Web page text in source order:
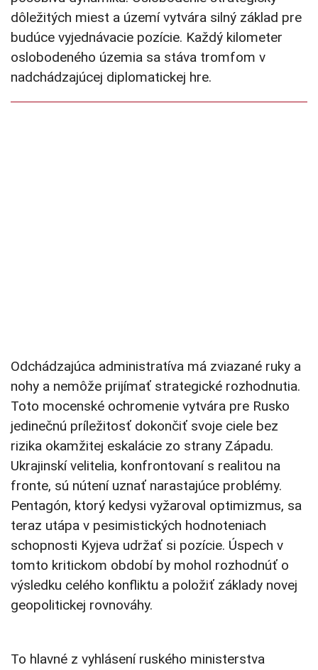
dôležitých miest a území vytvára silný základ pre
budúce vyjednávacie pozície. Každý kilometer
oslobodeného územia sa stáva tromfom v
nadchádzajúcej diplomatickej hre.
Odchádzajúca administratíva má zviazané ruky a
nohy a nemôže prijímať strategické rozhodnutia.
Toto mocenské ochromenie vytvára pre Rusko
jedinečnú príležitosť dokončiť svoje ciele bez
rizika okamžitej eskalácie zo strany Západu.
Ukrajinskí velitelia, konfrontovaní s realitou na
fronte, sú nútení uznať narastajúce problémy.
Pentagón, ktorý kedysi vyžaroval optimizmus, sa
teraz utápa v pesimistických hodnoteniach
schopnosti Kyjeva udržať si pozície. Úspech v
tomto kritickom období by mohol rozhodnúť o
výsledku celého konfliktu a položiť základy novej
geopolitickej rovnováhy.
To hlavné z vyhlásení ruského ministerstva